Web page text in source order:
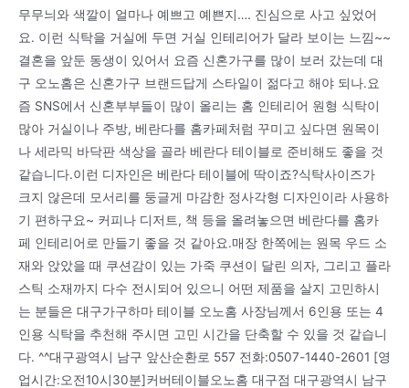
무무늬와 색깔이 얼마나 예쁘고 예쁜지…. 진심으로 사고 싶었어
요. 이런 식탁을 거실에 두면 거실 인테리어가 달라 보이는 느낌~~
결혼을 앞둔 동생이 있어서 요즘 신혼가구를 많이 보러 갔는데 대
구 오노홈은 신혼가구 브랜드답게 스타일이 젊다고 해야 되나.요
즘 SNS에서 신혼부부들이 많이 올리는 홈 인테리어 원형 식탁이
많아 거실이나 주방, 베란다를 홈카페처럼 꾸미고 싶다면 원목이
나 세라믹 바닥판 색상을 골라 베란다 테이블로 준비해도 좋을 것
같습니다.이런 디자인은 베란다 테이블에 딱이죠?식탁사이즈가
크지 않은데 모서리를 둥글게 마감한 정사각형 디자인이라 사용하
기 편하구요~ 커피나 디저트, 책 등을 올려놓으면 베란다를 홈카
페 인테리어로 만들기 좋을 것 같아요.매장 한쪽에는 원목 우드 소
재와 앉았을 때 쿠션감이 있는 가죽 쿠션이 달린 의자, 그리고 플라
스틱 소재까지 다수 전시되어 있으니 어떤 제품을 살지 고민하시
는 분들은 대구가구하마 테이블 오노홈 사장님께서 6인용 또는 4
인용 식탁을 추천해 주시면 고민 시간을 단축할 수 있을 것 같습니
다. ^^대구광역시 남구 앞산순환로 557 전화:0507-1440-2601 [영
업시간:오전10시30분]커버테이블오노홈 대구점 대구광역시 남구